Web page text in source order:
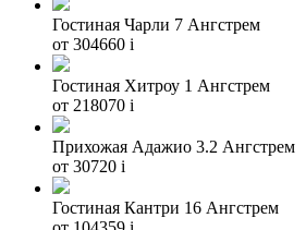
Гостиная Чарли 7 Ангстрем
от 304660 i
Гостиная Хитроу 1 Ангстрем
от 218070 i
Прихожая Адажио 3.2 Ангстрем
от 30720 i
Гостиная Кантри 16 Ангстрем